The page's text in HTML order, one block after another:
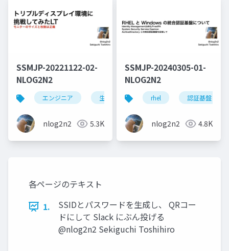
SSMJP-20221122-02-
NLOG2N2
エンジニア 生活 windows モニター
nlog2n2 5.3K
SSMJP-20240305-01-
NLOG2N2
rhel 認証基盤
nlog2n2 4.8K
各ページのテキスト
1.
SSIDとパスワードを生成し、 QRコー
ドにして Slack にぶん投げる
@nlog2n2 Sekiguchi Toshihiro